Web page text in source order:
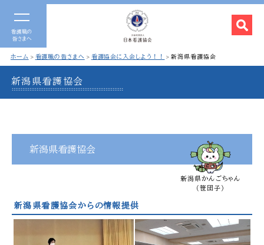
看護職の
皆さまへ
ホーム 看護職の皆さまへ 看護協会に入会しよう！！ 新潟県看護協会
新潟県看護協会
新潟県看護協会
新潟県かんごちゃん
（笹団子）
新潟県看護協会からの情報提供